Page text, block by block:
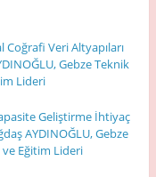
Veri Altyapıları
Gebze Teknik
Lideri
Geliştirme İhtiyaç
AYDINOĞLU, Gebze
ve Eğitim Lideri